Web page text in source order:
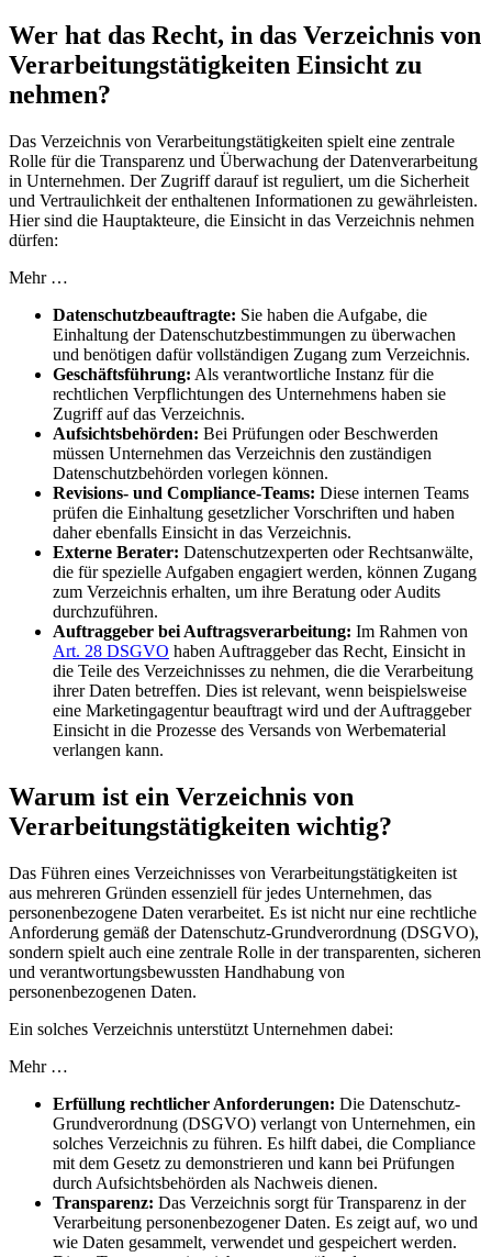
Wer hat das Recht, in das Verzeichnis von
Verarbeitungstätigkeiten Einsicht zu
nehmen?
Das Verzeichnis von Verarbeitungstätigkeiten spielt eine zentrale
Rolle für die Transparenz und Überwachung der Datenverarbeitung
in Unternehmen. Der Zugriff darauf ist reguliert, um die Sicherheit
und Vertraulichkeit der enthaltenen Informationen zu gewährleisten.
Hier sind die Hauptakteure, die Einsicht in das Verzeichnis nehmen
dürfen:
Mehr …
Datenschutzbeauftragte: Sie haben die Aufgabe, die
Einhaltung der Datenschutzbestimmungen zu überwachen
und benötigen dafür vollständigen Zugang zum Verzeichnis.
Geschäftsführung: Als verantwortliche Instanz für die
rechtlichen Verpflichtungen des Unternehmens haben sie
Zugriff auf das Verzeichnis.
Aufsichtsbehörden: Bei Prüfungen oder Beschwerden
müssen Unternehmen das Verzeichnis den zuständigen
Datenschutzbehörden vorlegen können.
Revisions- und Compliance-Teams: Diese internen Teams
prüfen die Einhaltung gesetzlicher Vorschriften und haben
daher ebenfalls Einsicht in das Verzeichnis.
Externe Berater: Datenschutzexperten oder Rechtsanwälte,
die für spezielle Aufgaben engagiert werden, können Zugang
zum Verzeichnis erhalten, um ihre Beratung oder Audits
durchzuführen.
Auftraggeber bei Auftragsverarbeitung: Im Rahmen von
Art. 28 DSGVO haben Auftraggeber das Recht, Einsicht in
die Teile des Verzeichnisses zu nehmen, die die Verarbeitung
ihrer Daten betreffen. Dies ist relevant, wenn beispielsweise
eine Marketingagentur beauftragt wird und der Auftraggeber
Einsicht in die Prozesse des Versands von Werbematerial
verlangen kann.
Warum ist ein Verzeichnis von
Verarbeitungstätigkeiten wichtig?
Das Führen eines Verzeichnisses von Verarbeitungstätigkeiten ist
aus mehreren Gründen essenziell für jedes Unternehmen, das
personenbezogene Daten verarbeitet. Es ist nicht nur eine rechtliche
Anforderung gemäß der Datenschutz-Grundverordnung (DSGVO),
sondern spielt auch eine zentrale Rolle in der transparenten, sicheren
und verantwortungsbewussten Handhabung von
personenbezogenen Daten.
Ein solches Verzeichnis unterstützt Unternehmen dabei:
Mehr …
Erfüllung rechtlicher Anforderungen: Die Datenschutz-
Grundverordnung (DSGVO) verlangt von Unternehmen, ein
solches Verzeichnis zu führen. Es hilft dabei, die Compliance
mit dem Gesetz zu demonstrieren und kann bei Prüfungen
durch Aufsichtsbehörden als Nachweis dienen.
Transparenz: Das Verzeichnis sorgt für Transparenz in der
Verarbeitung personenbezogener Daten. Es zeigt auf, wo und
wie Daten gesammelt, verwendet und gespeichert werden.